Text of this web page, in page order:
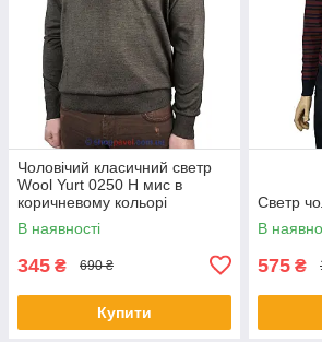
Чоловічий класичний светр
Wool Yurt 0250 Н мис в
коричневому кольорі
В наявності
345 ₴ 690 ₴
Купити
Светр
В
575 ₴